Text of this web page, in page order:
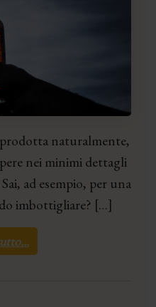
naturalmente,
nei minimi dettagli
ad esempio, per una
imbottigliare? […]